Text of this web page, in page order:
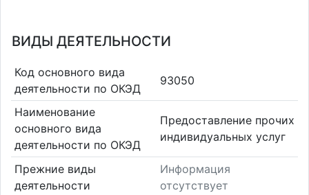
ВИДЫ ДЕЯТЕЛЬНОСТИ
Код основного вида
деятельности по ОКЭД
93050
Наименование
основного вида
деятельности по ОКЭД
Предоставление прочих
индивидуальных услуг
Прежние виды
деятельности
Информация
отсутствует